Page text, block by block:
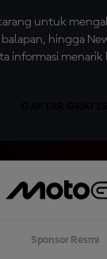
untuk
balapan, hingga
informasi menarik
Sponsor Resmi